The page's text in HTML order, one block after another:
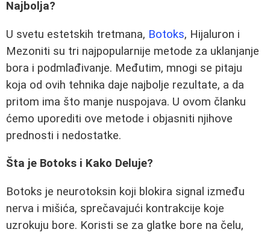
Najbolja?
U svetu estetskih tretmana, Botoks, Hijaluron i
Mezoniti su tri najpopularnije metode za uklanjanje
bora i podmlađivanje. Međutim, mnogi se pitaju
koja od ovih tehnika daje najbolje rezultate, a da
pritom ima što manje nuspojava. U ovom članku
ćemo uporediti ove metode i objasniti njihove
prednosti i nedostatke.
Šta je Botoks i Kako Deluje?
Botoks je neurotoksin koji blokira signal između
nerva i mišića, sprečavajući kontrakcije koje
uzrokuju bore. Koristi se za glatke bore na čelu,